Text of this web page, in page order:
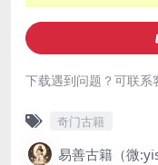
下载遇到问题？可联系
奇门古籍
易善古籍（微